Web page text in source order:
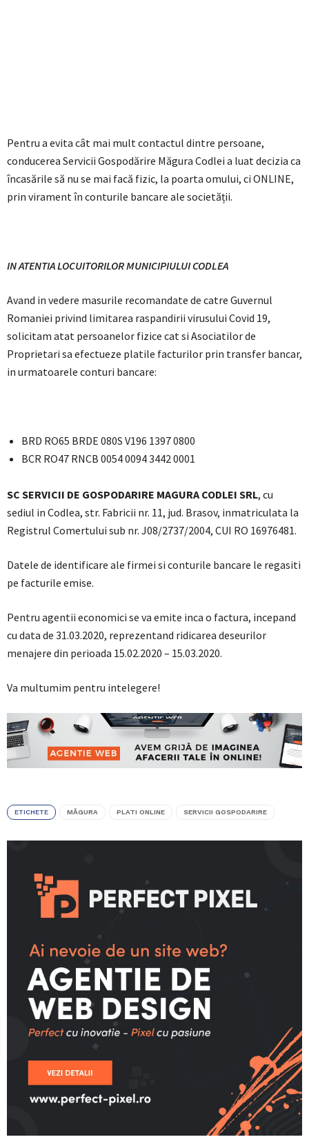
Pentru a evita cât mai mult contactul dintre persoane,
conducerea Servicii Gospodărire Măgura Codlei a luat decizia ca
încasările să nu se mai facă fizic, la poarta omului, ci ONLINE,
prin virament în conturile bancare ale societății.
IN ATENTIA LOCUITORILOR MUNICIPIULUI CODLEA
Avand in vedere masurile recomandate de catre Guvernul
Romaniei privind limitarea raspandirii virusului Covid 19,
solicitam atat persoanelor fizice cat si Asociatilor de
Proprietari sa efectueze platile facturilor prin transfer bancar,
in urmatoarele conturi bancare:
BRD RO65 BRDE 080S V196 1397 0800
BCR RO47 RNCB 0054 0094 3442 0001
SC SERVICII DE GOSPODARIRE MAGURA CODLEI SRL, cu
sediul in Codlea, str. Fabricii nr. 11, jud. Brasov, inmatriculata la
Registrul Comertului sub nr. J08/2737/2004, CUI RO 16976481.
Datele de identificare ale firmei si conturile bancare le regasiti
pe facturile emise.
Pentru agentii economici se va emite inca o factura, incepand
cu data de 31.03.2020, reprezentand ridicarea deseurilor
menajere din perioada 15.02.2020 – 15.03.2020.
Va multumim pentru intelegere!
ETICHETE MĂGURA PLATI ONLINE SERVICII GOSPODARIRE